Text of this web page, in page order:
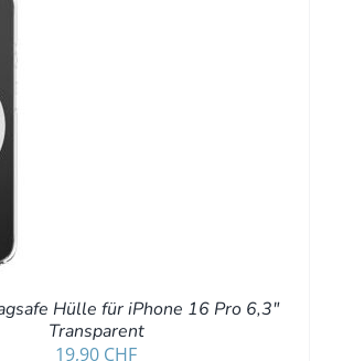
Hülle für iPhone 16 Pro 6,3″
Transparent
19,90 CHF